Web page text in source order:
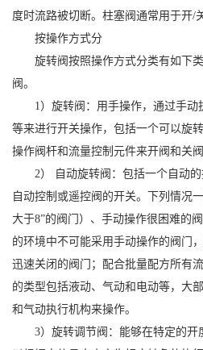
度时流路被切断。柱塞阀通常用于开/
按操作方式分
旋转阀按照操作方式分类有如下
阀。
1）旋转阀：用手操作，通过手
等来进行开关操作，包括一个可以旋
操作阀杆和流量控制元件来开阀和关阀
2） 自动旋转阀：包括一个自动
自动控制或遥控阀的开关。下列情况
大于8”的阀门）、手动操作很困难的
的环境中不可能采用手动操作的阀门
迅速关闭的阀门；配合批量配方所有
的类型包括液动、气动和电动等，大
和气动执行机构来操作。
3）旋转调节阀：能够在特定的